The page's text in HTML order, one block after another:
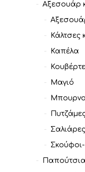
Αξεσουάρ
Κάλτσες
Καπέλα
Μαγιό
Παπούτσια